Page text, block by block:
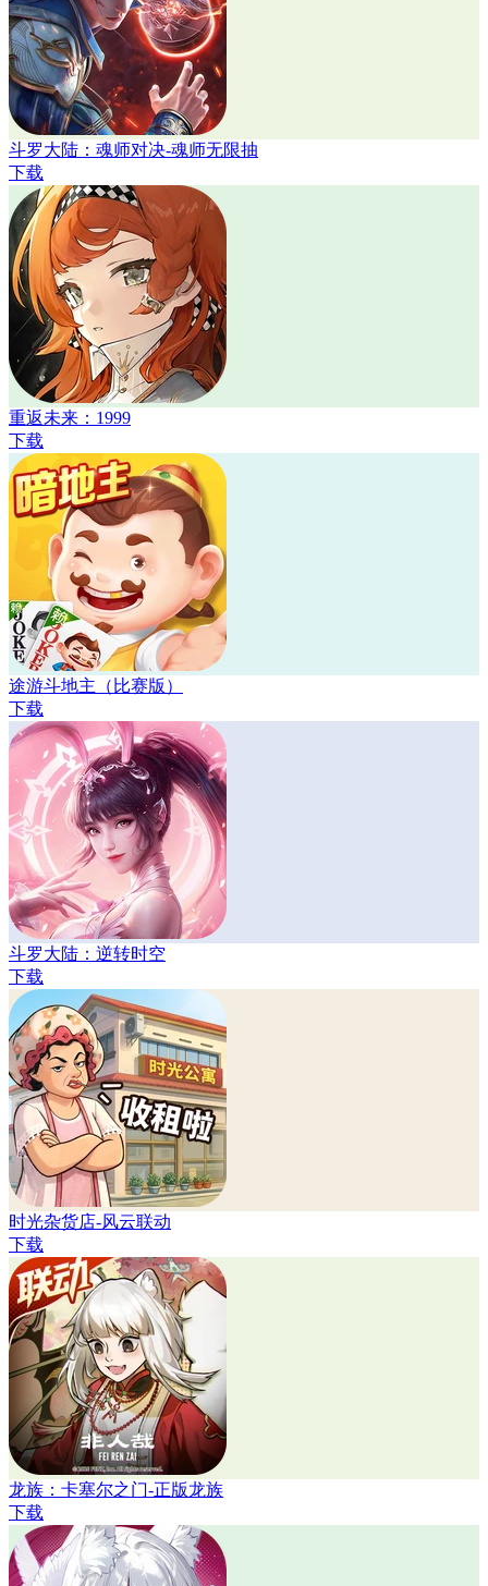
斗罗大陆：魂师对决-魂师无限抽
下载
重返未来：1999
下载
途游斗地主（比赛版）
下载
斗罗大陆：逆转时空
下载
时光杂货店-风云联动
下载
龙族：卡塞尔之门-正版龙族
下载